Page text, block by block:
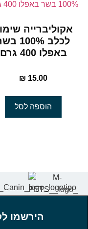
אקוליברייה
לכלב 100%
באפלו 400 גרם
₪ 15.00
הוספה לסל
הירשמו